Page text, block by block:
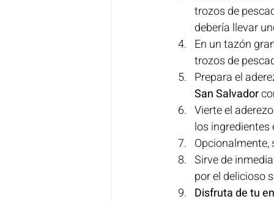
trozos de
debería llevar
En un tazón
trozos de
Prepara el
San Salvador
Vierte el
los ingredientes
Opcionalmente,
Sirve de
por el delicioso
Disfruta de tu